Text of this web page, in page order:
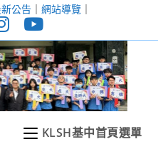
公告｜ 網站導覽｜
KLSH基中首頁選單